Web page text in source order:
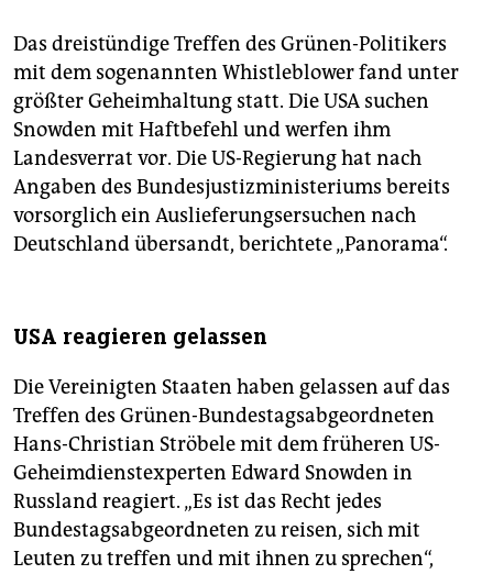
Das dreistündige Treffen des Grünen-Politikers
mit dem sogenannten Whistleblower fand unter
größter Geheimhaltung statt. Die USA suchen
Snowden mit Haftbefehl und werfen ihm
Landesverrat vor. Die US-Regierung hat nach
Angaben des Bundesjustizministeriums bereits
vorsorglich ein Auslieferungsersuchen nach
Deutschland übersandt, berichtete „Panorama“.
USA reagieren gelassen
Die Vereinigten Staaten haben gelassen auf das
Treffen des Grünen-Bundestagsabgeordneten
Hans-Christian Ströbele mit dem früheren US-
Geheimdienstexperten Edward Snowden in
Russland reagiert. „Es ist das Recht jedes
Bundestagsabgeordneten zu reisen, sich mit
Leuten zu treffen und mit ihnen zu sprechen“,